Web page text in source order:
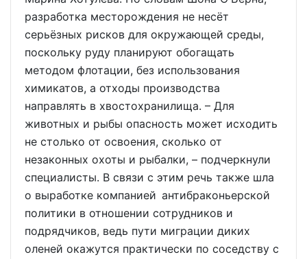
разработка месторождения не несёт
серьёзных рисков для окружающей среды,
поскольку руду планируют обогащать
методом флотации, без использования
химикатов, а отходы производства
направлять в хвостохранилища. – Для
животных и рыбы опасность может исходить
не столько от освоения, сколько от
незаконных охоты и рыбалки, – подчеркнули
специалисты. В связи с этим речь также шла
о выработке компанией антибраконьерской
политики в отношении сотрудников и
подрядчиков, ведь пути миграции диких
оленей окажутся практически по соседству с